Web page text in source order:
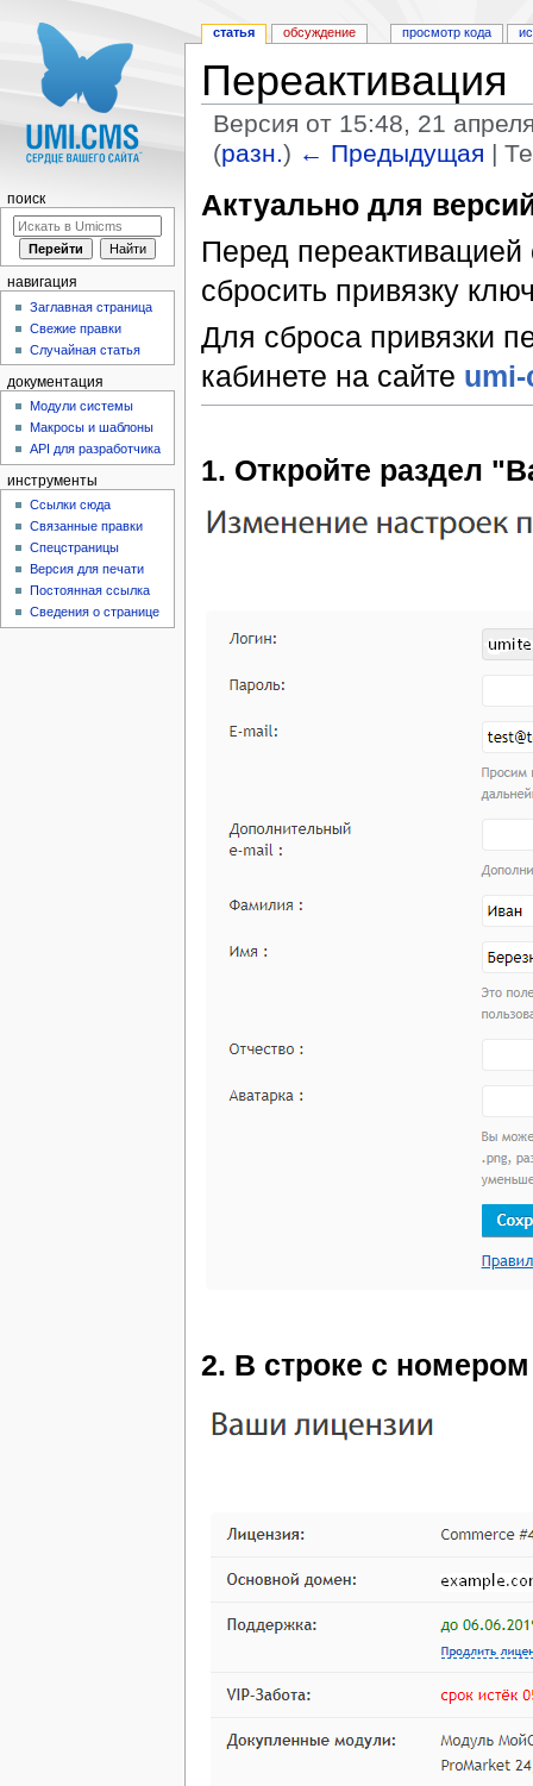
Переактивация
Версия от 15:48, 21
(разн.) ← Предыдущая |
Актуально для
Перед
сбросить привязку
Для сброса привязки
кабинете на сайте
1. Откройте раздел
2. В строке с
статья обсуждение просмотр кода
поиск
навигация
Заглавная страница
Свежие правки
Случайная статья
документация
Модули системы
Макросы и шаблоны
API для разработчика
инструменты
Ссылки сюда
Связанные правки
Спецстраницы
Версия для печати
Постоянная ссылка
Сведения о странице